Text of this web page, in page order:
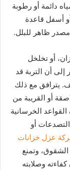
دائمة أو رطوبة
أسفل قاعدة
ظاهر للبلل.
أو تخلخل
إلى أن التربة قد
يترافق مع ذلك
أو القريبة من
الخرسانية
أو
عزل خزانات
الشقوق، وتمنع
وصلابته